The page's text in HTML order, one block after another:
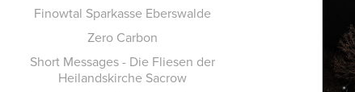
Finowtal Sparkasse Eberswalde
Zero Carbon
Short Messages - Die Fliesen der
Heilandskirche Sacrow